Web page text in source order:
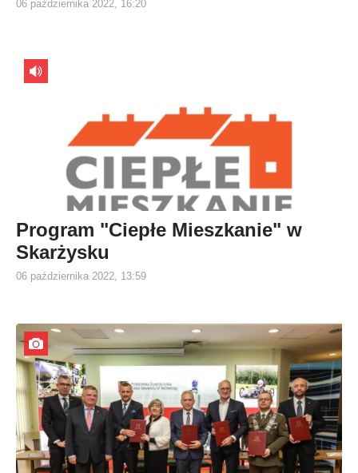
06 października 2022, 16:20
Program "Ciepłe Mieszkanie" w
Skarżysku
06 października 2022, 13:59